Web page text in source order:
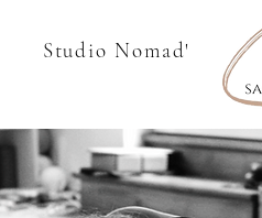
Studio Nomad'